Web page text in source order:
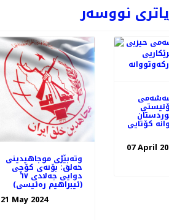
نووسەر
وتەبێژی موجاهیدینی
خەلق: بۆنەی کۆچی
دوایی جەلادی ٦٧
(ئیبراهیم رەئیسی)
21 May 2024
کۆتایی
07 April